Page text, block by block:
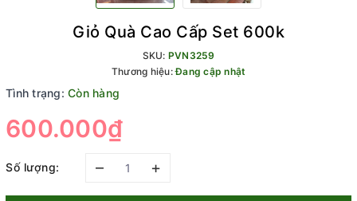
Giỏ Quà Cao Cấp Set 600k
SKU: PVN3259
Thương hiệu:Đang cập nhật
Tình trạng: Còn hàng
600.000₫
Số lượng: – +